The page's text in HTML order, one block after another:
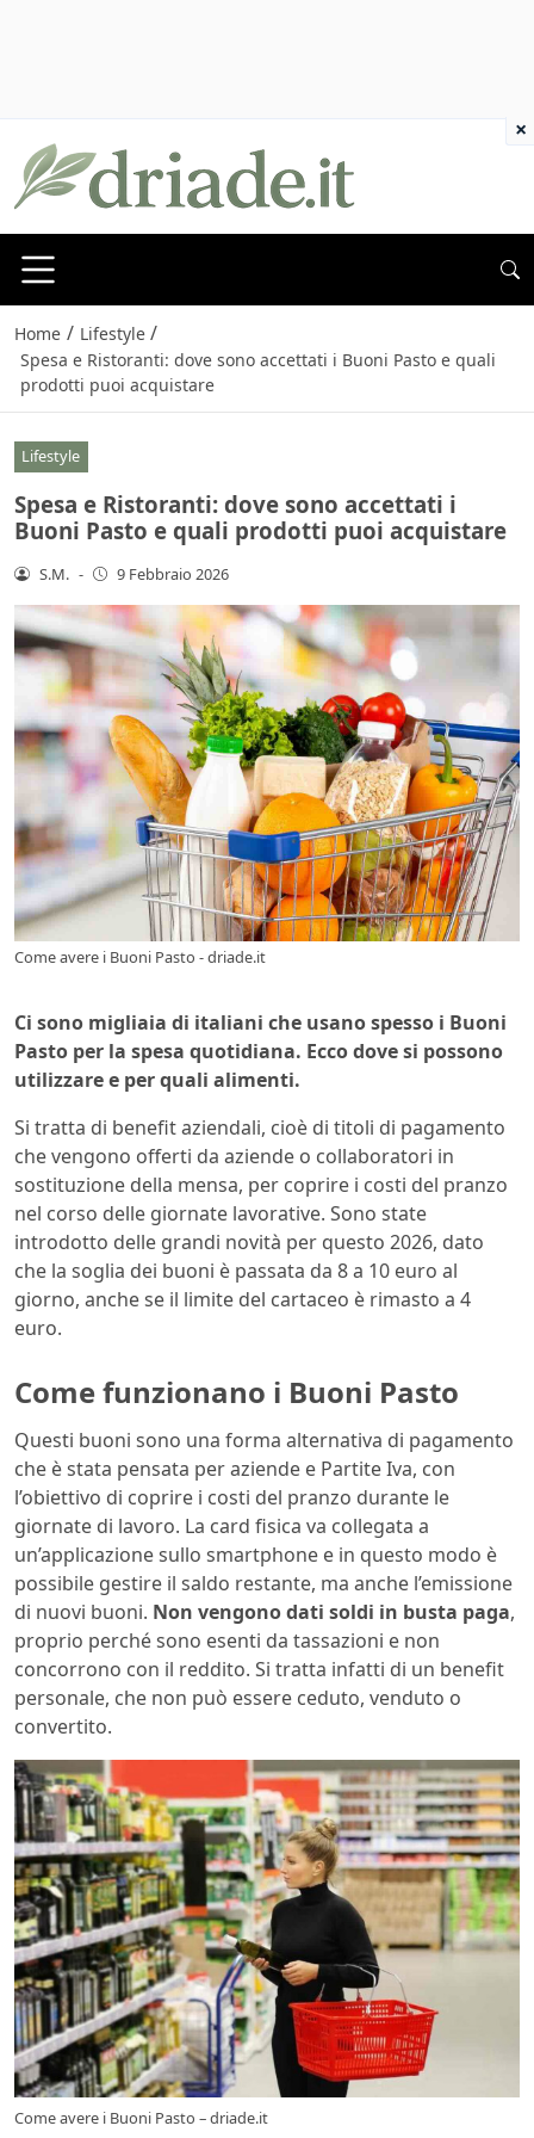
Home / Lifestyle /
Spesa e Ristoranti: dove sono accettati i Buoni Pasto e quali
prodotti puoi acquistare
Lifestyle
Spesa e Ristoranti: dove sono accettati i
Buoni Pasto e quali prodotti puoi acquistare
S.M. - 9 Febbraio 2026
Come avere i Buoni Pasto - driade.it
Ci sono migliaia di italiani che usano spesso i Buoni
Pasto per la spesa quotidiana. Ecco dove si possono
utilizzare e per quali alimenti.
Si tratta di benefit aziendali, cioè di titoli di pagamento
che vengono offerti da aziende o collaboratori in
sostituzione della mensa, per coprire i costi del pranzo
nel corso delle giornate lavorative. Sono state
introdotto delle grandi novità per questo 2026, dato
che la soglia dei buoni è passata da 8 a 10 euro al
giorno, anche se il limite del cartaceo è rimasto a 4
euro.
Come funzionano i Buoni Pasto
Questi buoni sono una forma alternativa di pagamento
che è stata pensata per aziende e Partite Iva, con
l’obiettivo di coprire i costi del pranzo durante le
giornate di lavoro. La card fisica va collegata a
un’applicazione sullo smartphone e in questo modo è
possibile gestire il saldo restante, ma anche l’emissione
di nuovi buoni. Non vengono dati soldi in busta paga,
proprio perché sono esenti da tassazioni e non
concorrono con il reddito. Si tratta infatti di un benefit
personale, che non può essere ceduto, venduto o
convertito.
Come avere i Buoni Pasto – driade.it
×